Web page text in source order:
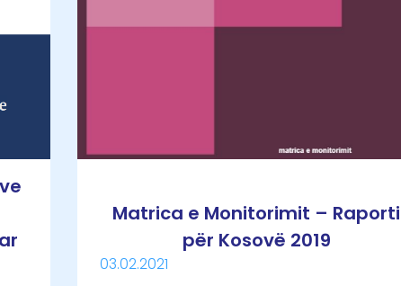
Matrica e Monitorimit – Raporti
për Kosovë 2019
03.02.2021